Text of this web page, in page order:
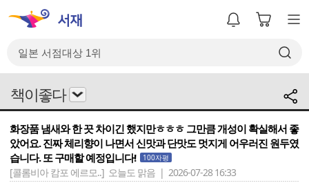
책이좋다
화장품 냄새와 한 끗 차이긴 했지만ㅎㅎㅎ 그만큼 개성이 확실해서 좋
았어요. 진짜 체리향이 나면서 신맛과 단맛도 멋지게 어우러진 원두였
습니다. 또 구매할 예정입니다!
100자평
[콜롬비아 캄포 에르모..] 오늘도 맑음 | 2026-07-28 16:33